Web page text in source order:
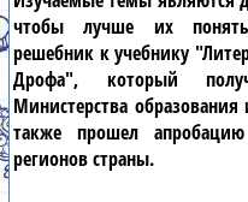
чтобы лучше их понять,
решебник к учебнику
Дрофа", который
Министерства
также прошел
регионов страны.